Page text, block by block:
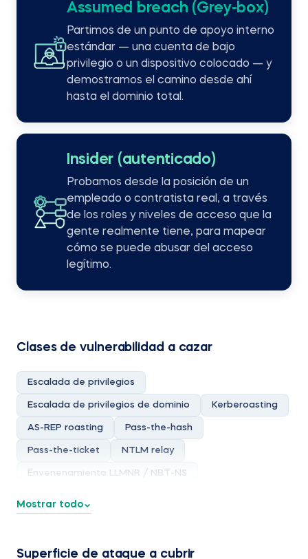
Assumed breach (Grey-box)
Partimos de un punto de apoyo interno
estándar — una cuenta de bajo
privilegio o un dispositivo colocado — y
demostramos el camino desde ahí
hasta el dominio total.
Insider (autenticado)
Probamos desde la posición de un
empleado o contratista real, a través
de los roles y niveles de acceso que la
gente realmente tiene, para mapear
cómo se puede abusar del acceso
legítimo.
Clases de vulnerabilidad a cazar
Escalada de privilegios
Escalada de privilegios de dominio Kerberoasting
AS-REP roasting Pass-the-hash
Pass-the-ticket NTLM relay
Envenenamiento LLMNR / NBT-NS
Mostrar todo
Superficie de ataque a cubrir